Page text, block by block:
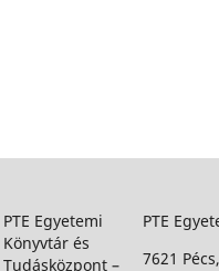
PTE Egyetemi
Könyvtár és
Tudásközpont –
PTE
7621